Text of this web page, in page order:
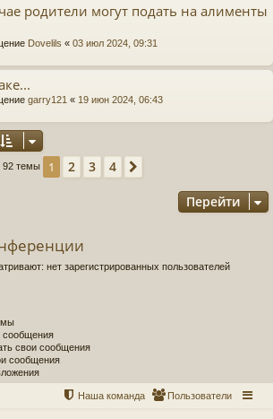
родители могут подать на алименты
Dovelils « 03 июл 2024, 09:31
garry121 « 19 июн 2024, 06:43
92 темы 1 2 3 4
Перейти
нет зарегистрированных пользователей
сообщения
свои сообщения
сообщения
Пользователи
Наша команда